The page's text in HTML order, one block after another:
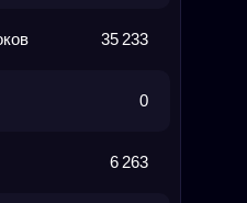
35 233
0
6 263